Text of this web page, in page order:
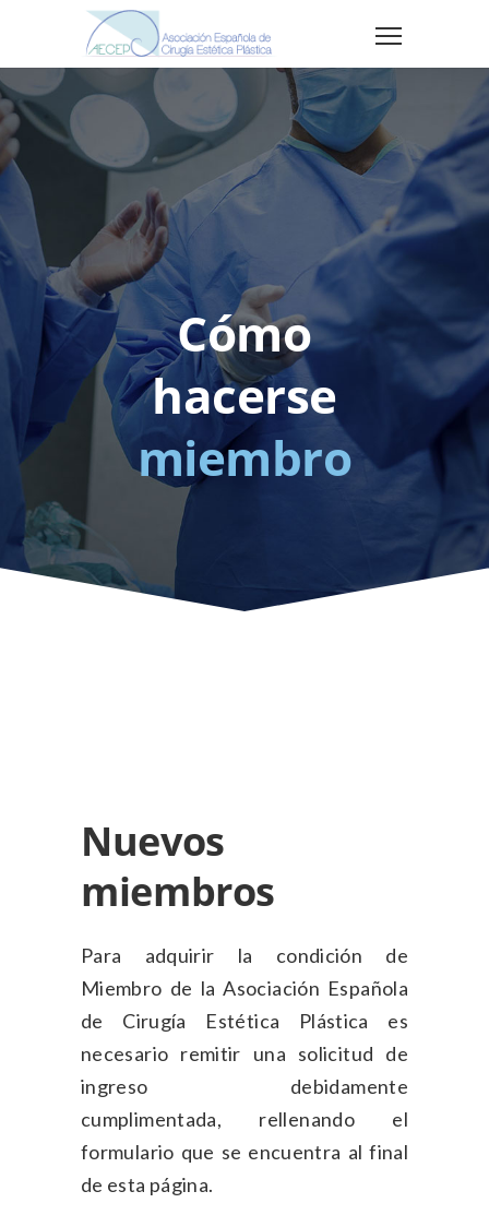
Cómo
hacerse
miembro
Nuevos
miembros
Para adquirir la condición de
Miembro de la Asociación Española
de Cirugía Estética Plástica es
necesario remitir una solicitud de
ingreso debidamente
cumplimentada, rellenando el
formulario que se encuentra al final
de esta página.